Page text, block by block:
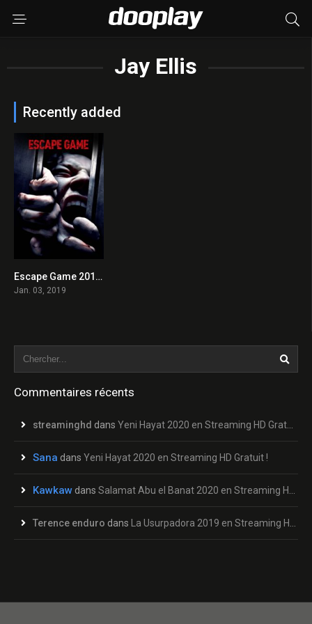
Jay Ellis
Recently added
6.3Escape Game 2019 en Streaming HD Gratuit !
Jan. 03, 2019
Commentaires récents
streaminghd dans Yeni Hayat 2020 en Streaming HD Gratuit !
Sana dans Yeni Hayat 2020 en Streaming HD Gratuit !
Kawkaw dans Salamat Abu el Banat 2020 en Streaming HD Gratuit !
Terence enduro dans La Usurpadora 2019 en Streaming HD Gratuit !